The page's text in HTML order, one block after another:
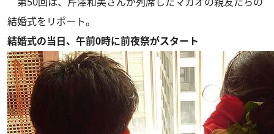
結婚式をリポート。
結婚式の当日、午前0時に前夜祭がスタート